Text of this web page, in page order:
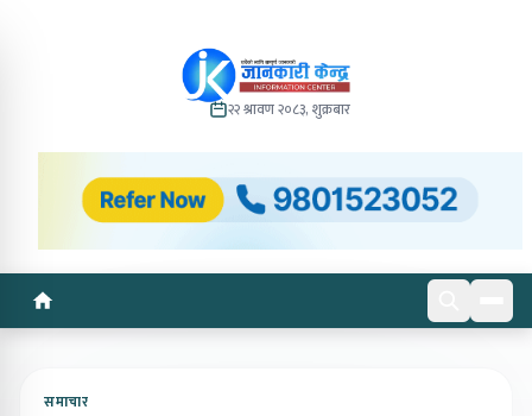
२२ श्रावण २०८३, शुक्रबार
समाचार